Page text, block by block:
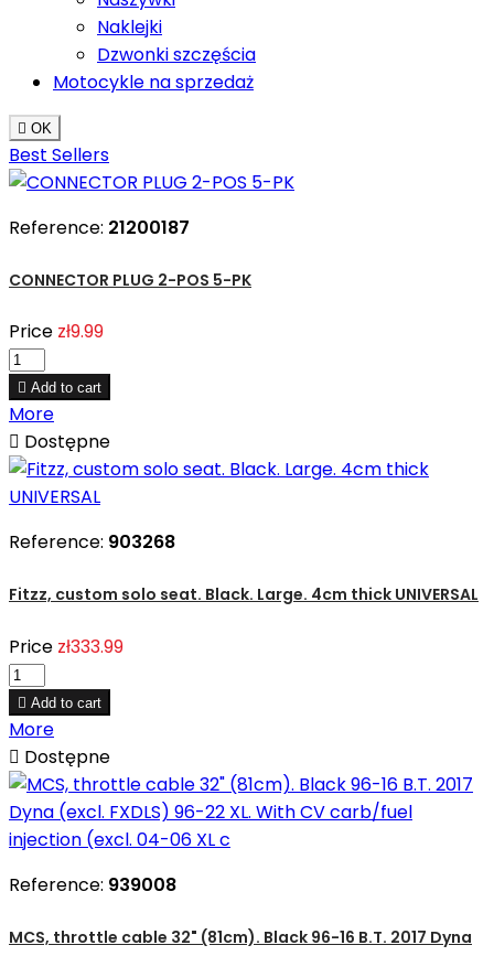
Naklejki
Dzwonki szczęścia
Motocykle na sprzedaż
 OK
Best Sellers
Reference: 21200187
CONNECTOR PLUG 2-POS 5-PK
Price zł9.99
 Add to cart
More
 Dostępne
Reference: 903268
Fitzz, custom solo seat. Black. Large. 4cm thick UNIVERSAL
Price zł333.99
 Add to cart
More
 Dostępne
Reference: 939008
MCS, throttle cable 32" (81cm). Black 96-16 B.T. 2017 Dyna